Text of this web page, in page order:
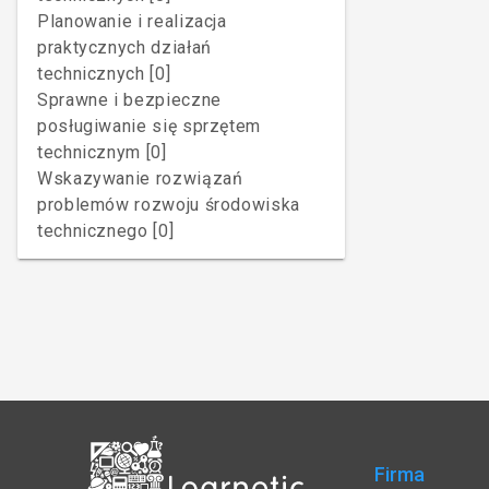
Planowanie i realizacja
praktycznych działań
technicznych [0]
Sprawne i bezpieczne
posługiwanie się sprzętem
technicznym [0]
Wskazywanie rozwiązań
problemów rozwoju środowiska
technicznego [0]
Firma